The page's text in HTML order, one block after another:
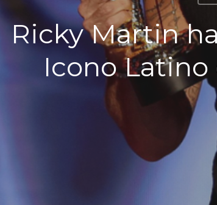
Ricky Martin
Icono Latino